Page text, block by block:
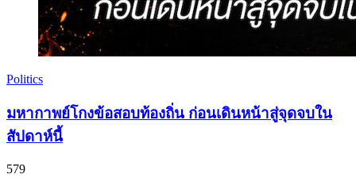
Politics
มหากาพย์โกงข้อสอบท้องถิ่น ก่อนเดินหน้าสู่จุดจบใน
สัปดาห์นี้
579